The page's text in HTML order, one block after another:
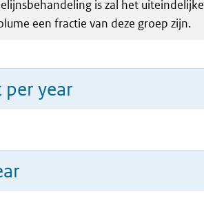
is zal het uiteindelijke
een fractie van deze groep zijn.
year